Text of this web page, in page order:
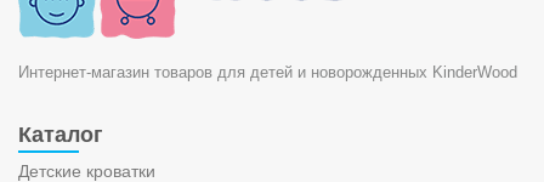
Интернет-магазин товаров для детей и новорожденных KinderWood
Каталог
Детские кроватки